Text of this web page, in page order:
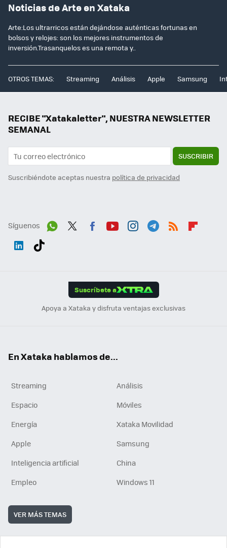
Noticias de Arte en Xataka
Arte:Los ultrarricos están dejándose auténticas fortunas en
bolsos y relojes: son los mejores instrumentos de
inversión.Trasanquelos es una remota y..
OTROS TEMAS: Streaming Análisis Apple Samsung
RECIBE "Xatakaletter", NUESTRA NEWSLETTER
SEMANAL
SUSCRIBIR
Suscribiéndote aceptas nuestra política de privacidad
Síguenos
Suscríbete a
Apoya a Xataka y disfruta ventajas exclusivas
En Xataka hablamos de...
Streaming
Análisis
Espacio
Móviles
Energía
Xataka Movilidad
Apple
Samsung
Inteligencia artificial
China
Empleo
Windows 11
VER MÁS TEMAS